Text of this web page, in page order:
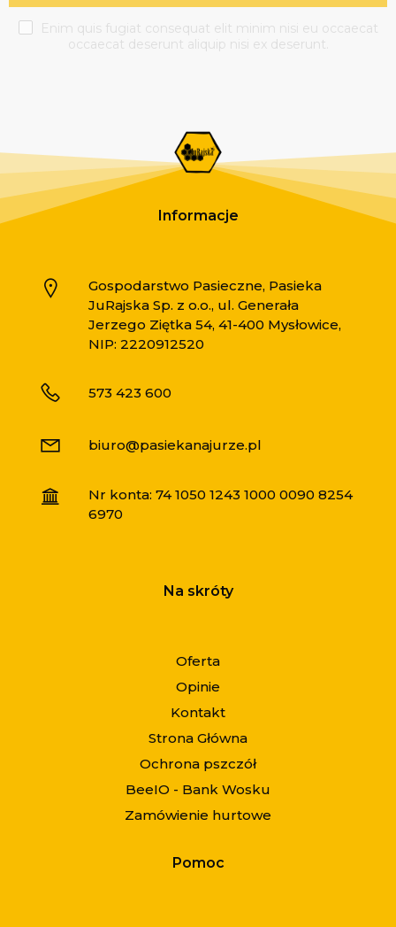
Enim quis fugiat consequat elit minim nisi eu occaecat
occaecat deserunt aliquip nisi ex deserunt.
Informacje
Gospodarstwo Pasieczne, Pasieka
JuRajska Sp. z o.o., ul. Generała
Jerzego Ziętka 54, 41-400 Mysłowice,
NIP: 2220912520
573 423 600
biuro@pasiekanajurze.pl
Nr konta: 74 1050 1243 1000 0090 8254
6970
Na skróty
Oferta
Opinie
Kontakt
Strona Główna
Ochrona pszczół
BeeIO - Bank Wosku
Zamówienie hurtowe
Pomoc